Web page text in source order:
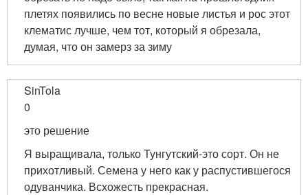
плетях появились по весне новые листья и рос этот
клематис лучше, чем тот, который я обрезала,
думая, что он замерз за зиму
SinTola
0
это решение
Я выращивала, только Тунгутский-это сорт. Он не
прихотливый. Семена у него как у распустившегося
одуванчика. Всхожесть прекрасная.